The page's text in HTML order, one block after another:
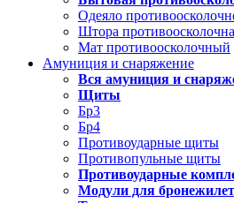
Одеяло
Штора
Мат противоосколочный
Амуниция и снаряжение
Вся амуниция и
Щиты
Бр3
Бр4
Противоударные щиты
Противопульные щиты
Противоударные
Модули для